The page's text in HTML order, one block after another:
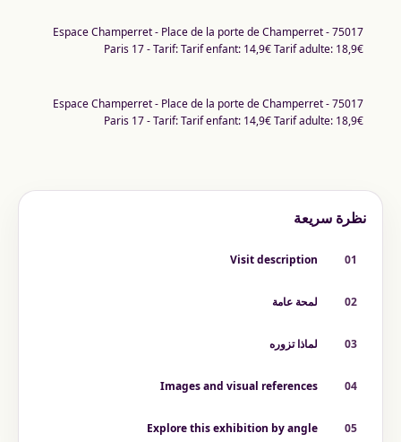
Espace Champerret - Place de la porte de Champerret - 75017
Paris 17 - Tarif: Tarif enfant: 14,9€ Tarif adulte: 18,9€
Espace Champerret - Place de la porte de Champerret - 75017
Paris 17 - Tarif: Tarif enfant: 14,9€ Tarif adulte: 18,9€
نظرة سريعة
01
Visit description
02 لمحة عامة
03 لماذا تزوره
04
Images and visual references
05
Explore this exhibition by angle